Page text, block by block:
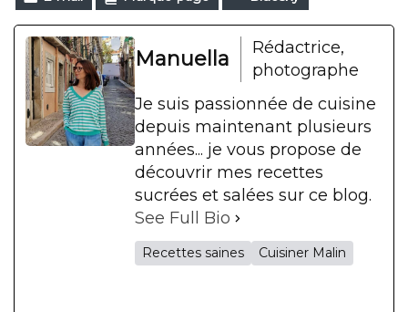
Manuella
Rédactrice,
photographe
Je suis passionnée de cuisine
depuis maintenant plusieurs
années... je vous propose de
découvrir mes recettes
sucrées et salées sur ce blog.
See Full Bio
Recettes saines Cuisiner Malin